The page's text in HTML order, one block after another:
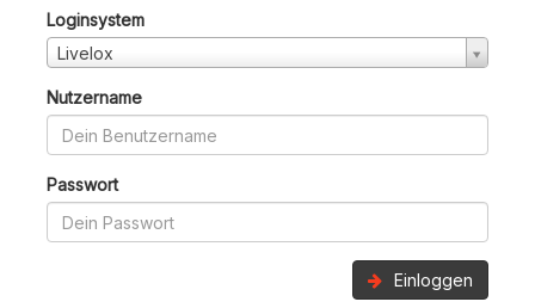
Loginsystem
Livelox
Nutzername
Passwort
Einloggen